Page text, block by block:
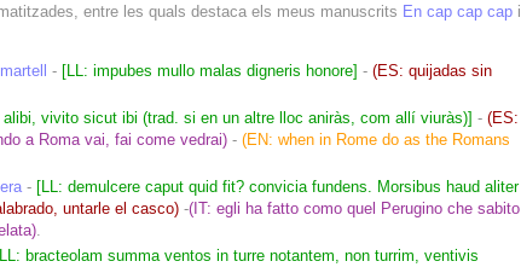
entre les quals destaca els meus manuscrits En cap cap cap i
- [LL: impubes mullo malas digneris honore] - (ES: quijadas sin
alibi, vivito sicut ibi (trad. si en un altre lloc aniràs, com allí viuràs)] - (ES:
a Roma vai, fai come vedrai) - (EN: when in Rome do as the Romans
- [LL: demulcere caput quid fit? convicia fundens. Morsibus haud aliter
untarle el casco) -(IT: egli ha fatto como quel Perugino che sabito
.
bracteolam summa ventos in turre notantem, non turrim, ventivis